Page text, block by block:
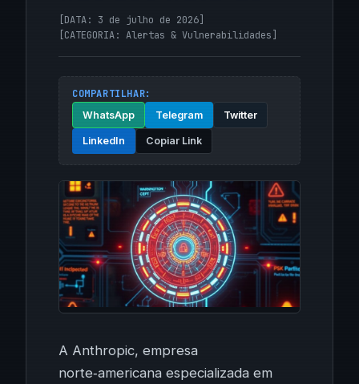
[DATA: 3 de julho de 2026]
[CATEGORIA: Alertas & Vulnerabilidades]
COMPARTILHAR:
WhatsApp Telegram Twitter
LinkedIn Copiar Link
A Anthropic, empresa
norte‑americana especializada em